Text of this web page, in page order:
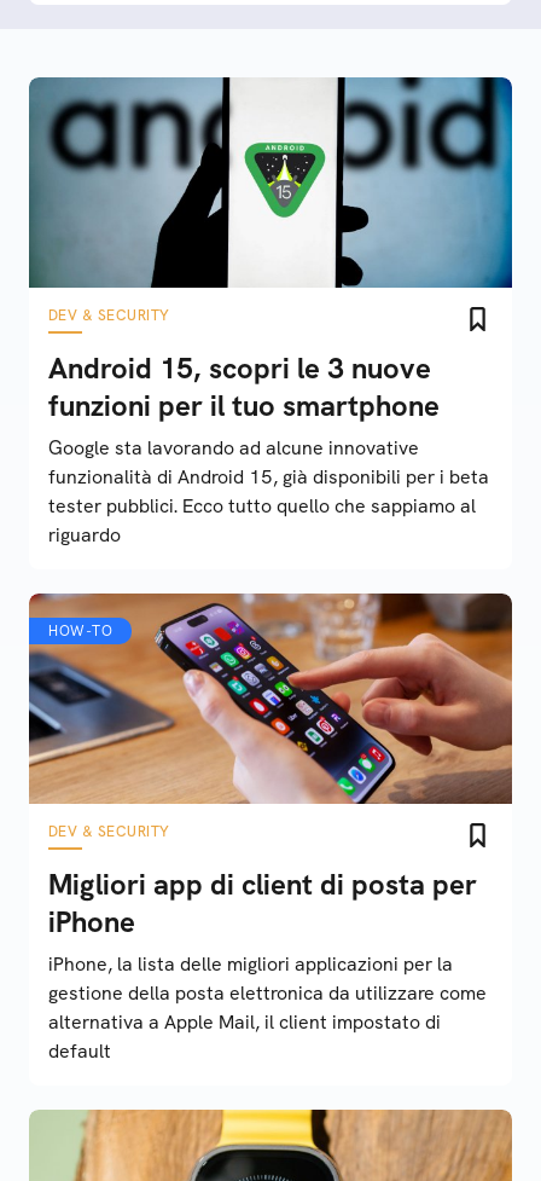
DEV & SECURITY
Android 15, scopri le 3 nuove
funzioni per il tuo smartphone
Google sta lavorando ad alcune innovative
funzionalità di Android 15, già disponibili per i beta
tester pubblici. Ecco tutto quello che sappiamo al
riguardo
HOW-TO
DEV & SECURITY
Migliori app di client di posta per
iPhone
iPhone, la lista delle migliori applicazioni per la
gestione della posta elettronica da utilizzare come
alternativa a Apple Mail, il client impostato di
default